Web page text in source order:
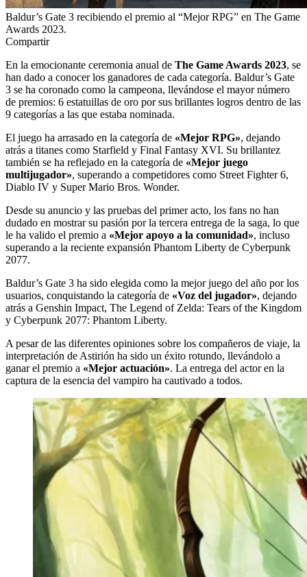
Baldur’s Gate 3 recibiendo el premio al “Mejor RPG” en The Game
Awards 2023.
Compartir
En la emocionante ceremonia anual de The Game Awards 2023, se
han dado a conocer los ganadores de cada categoría. Baldur’s Gate
3 se ha coronado como la campeona, llevándose el mayor número
de premios: 6 estatuillas de oro por sus brillantes logros dentro de las
9 categorías a las que estaba nominada.
El juego ha arrasado en la categoría de «Mejor RPG», dejando
atrás a titanes como Starfield y Final Fantasy XVI. Su brillantez
también se ha reflejado en la categoría de «Mejor juego
multijugador», superando a competidores como Street Fighter 6,
Diablo IV y Super Mario Bros. Wonder.
Desde su anuncio y las pruebas del primer acto, los fans no han
dudado en mostrar su pasión por la tercera entrega de la saga, lo que
le ha valido el premio a «Mejor apoyo a la comunidad», incluso
superando a la reciente expansión Phantom Liberty de Cyberpunk
2077.
Baldur’s Gate 3 ha sido elegida como la mejor juego del año por los
usuarios, conquistando la categoría de «Voz del jugador», dejando
atrás a Genshin Impact, The Legend of Zelda: Tears of the Kingdom
y Cyberpunk 2077: Phantom Liberty.
A pesar de las diferentes opiniones sobre los compañeros de viaje, la
interpretación de Astirión ha sido un éxito rotundo, llevándolo a
ganar el premio a «Mejor actuación». La entrega del actor en la
captura de la esencia del vampiro ha cautivado a todos.